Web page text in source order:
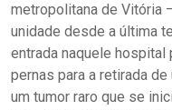
metropolitana de Vitória
unidade desde a última
entrada naquele hospital
pernas para a retirada
um tumor raro que se